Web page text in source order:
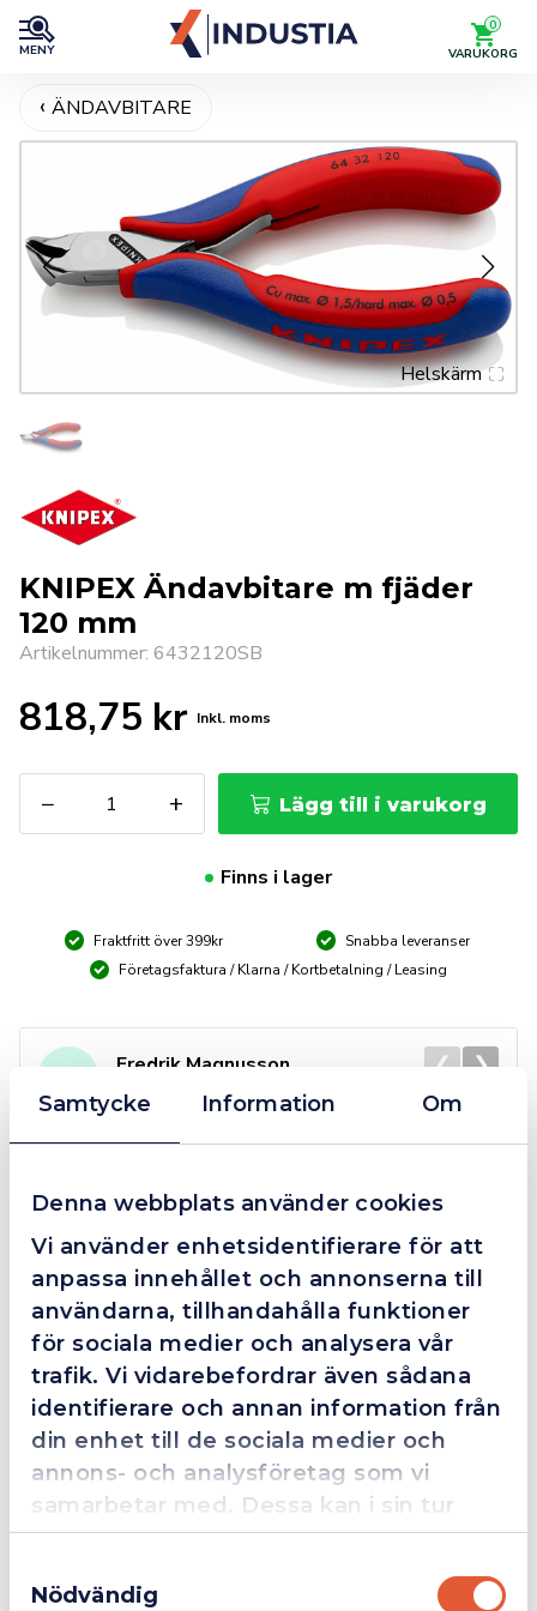
Samtycke Information Om
Denna webbplats använder cookies
Vi använder enhetsidentifierare för att
anpassa innehållet och annonserna till
användarna, tillhandahålla funktioner
för sociala medier och analysera vår
trafik. Vi vidarebefordrar även sådana
identifierare och annan information från
din enhet till de sociala medier och
annons- och analysföretag som vi
samarbetar med. Dessa kan i sin tur
kombinera informationen med annan
information som du har tillhandahållit
eller som de har samlat in när du har
Nödvändig
MENY
0
VARUKORG
ÄNDAVBITARE
Helskärm
KNIPEX Ändavbitare m fjäder
120 mm
Artikelnummer: 6432120SB
818,75 kr Inkl. moms
−
Ändavbitare
m
mängd
+ Lägg till i varukorg
Finns i lager
Fraktfritt över 399kr
Snabba leveranser
Företagsfaktura / Klarna / Kortbetalning / Leasing
4.4 10 Reviews
FM
Fredrik Magnusson
Grym service!
Dom här grabbarna är definitionen av serviceminded.
Trots en billigare order, som det blev lite strul med,
så agerade dom blixtsnabbt och löste det långt över
förväntan. Hade kontakt med Alexander, som förtjänar
en extra guldstjärna.
❮ ❯